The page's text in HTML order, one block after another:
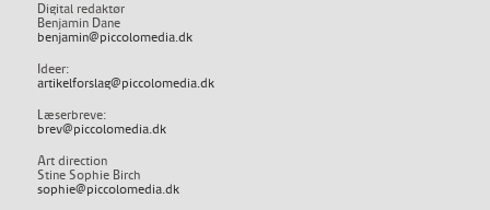
Digital redaktør
Benjamin Dane
benjamin@piccolomedia.dk
Ideer:
artikelforslag@piccolomedia.dk
Læserbreve:
brev@piccolomedia.dk
Art direction
Stine Sophie Birch
sophie@piccolomedia.dk